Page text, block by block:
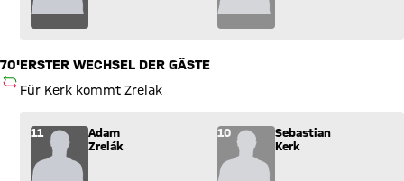
70'
AUSWECHSLUNG
ERSTER WECHSEL DER GÄSTE
Für Kerk kommt Zrelak
Wechsel: Adam Zrelák (11) kommt für Sebastian Kerk (10)
11
Adam
Zrelák
10
Sebastian
Kerk